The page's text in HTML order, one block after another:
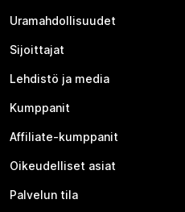
Uramahdollisuudet
Sijoittajat
Lehdistö ja media
Kumppanit
Affiliate-kumppanit
Oikeudelliset asiat
Palvelun tila